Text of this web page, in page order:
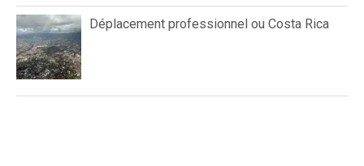
Déplacement professionnel ou Costa Rica